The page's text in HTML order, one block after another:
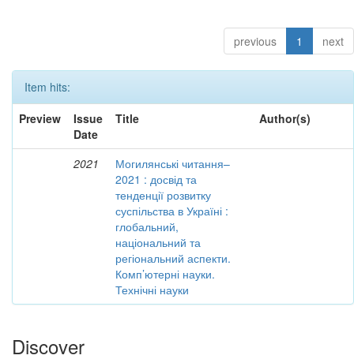
previous 1 next
Item hits:
Preview
Issue
Date
Title Author(s)
2021
Могилянські читання–
2021 : досвід та
тенденції розвитку
суспільства в Україні :
глобальний,
національний та
регіональний аспекти.
Комп’ютерні науки.
Технічні науки
Discover